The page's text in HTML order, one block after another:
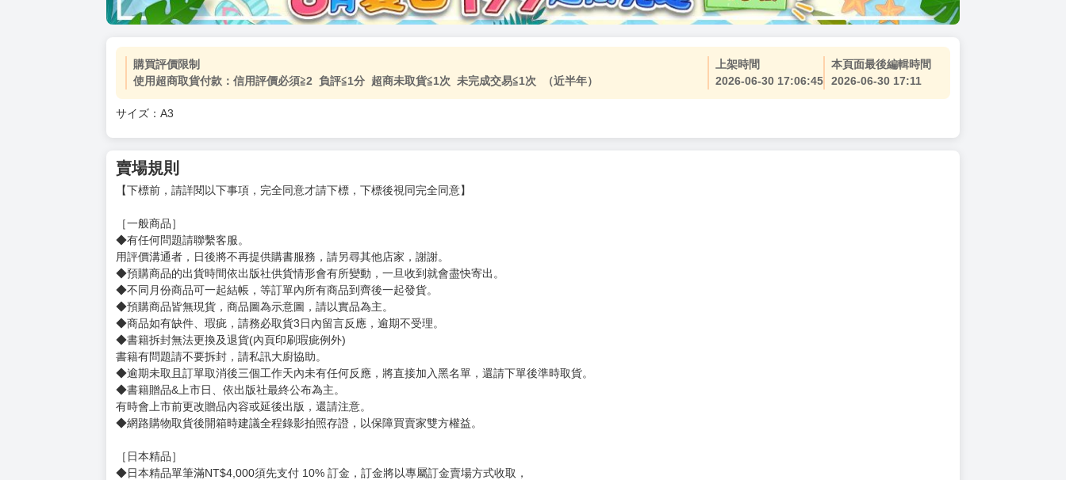
購買評價限制
使用超商取貨付款：信用評價必須≧2 負評≦1分 超商未取貨≦1次 未完成交易≦1次 （近半年）
上架時間
2026-06-30 17:06:45
本頁面最後編輯時間
2026-06-30 17:11
サイズ：A3
賣場規則
【下標前，請詳閱以下事項，完全同意才請下標，下標後視同完全同意】
［一般商品］
◆有任何問題請聯繫客服。
用評價溝通者，日後將不再提供購書服務，請另尋其他店家，謝謝。
◆預購商品的出貨時間依出版社供貨情形會有所變動，一旦收到就會盡快寄出。
◆不同月份商品可一起結帳，等訂單內所有商品到齊後一起發貨。
◆預購商品皆無現貨，商品圖為示意圖，請以實品為主。
◆商品如有缺件、瑕疵，請務必取貨3日內留言反應，逾期不受理。
◆書籍拆封無法更換及退貨(內頁印刷瑕疵例外)
書籍有問題請不要拆封，請私訊大廚協助。
◆逾期未取且訂單取消後三個工作天內未有任何反應，將直接加入黑名單，還請下單後準時取貨。
◆書籍贈品&上市日、依出版社最終公布為主。
有時會上市前更改贈品內容或延後出版，還請注意。
◆網路購物取貨後開箱時建議全程錄影拍照存證，以保障買賣家雙方權益。
［日本精品］
◆日本精品單筆滿NT$4,000須先支付 10% 訂金，訂金將以專屬訂金賣場方式收取，